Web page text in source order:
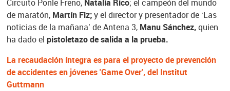
Circuito Ponle Freno,Natalia Rico; el campeón del mundo
de maratón, Martín Fiz;y el director y presentador de ‘Las
noticias de la mañana’ de Antena 3, Manu Sánchez,quien
ha dado el pistoletazo de salida a la prueba.
La recaudación íntegra es para el proyecto de prevención
de accidentes en jóvenes 'Game Over', del Institut
Guttmann